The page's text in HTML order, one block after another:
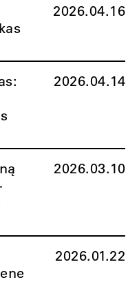
2026.04.16
2026.04.14
2026.03.10
2026.01.22